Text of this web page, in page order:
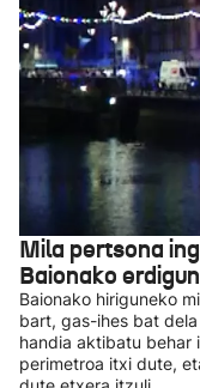
Mila pertsona
Baionako
Baionako hiriguneko
bart, gas-ihes bat
handia aktibatu behar
perimetroa itxi dute,